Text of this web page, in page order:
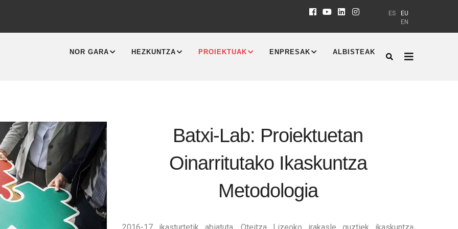
EU
ES
EN
NAVIGATION
NOR GARA HEZKUNTZA PROIEKTUAK ENPRESAK ALBISTEAK
Batxi-Lab: Proiektuetan
Oinarritutako Ikaskuntza
Metodologia